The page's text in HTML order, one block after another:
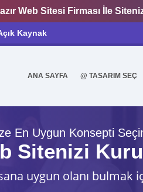
Web Sitesi Firması İle
Kaynak
ANA SAYFA @ TASARIM SEÇ
En Uygun Konsepti
Sitenizi
uygun olanı bulmak